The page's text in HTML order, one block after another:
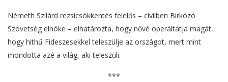
Németh Szilárd rezsicsökkentés felelős – civilben Birkózó
Szövetség elnöke – elhatározta, hogy nővé operáltatja magát,
hogy hithű Fideszesekkel teleszülje az országot, mert mint
mondotta azé a világ, aki teleszüli.
***